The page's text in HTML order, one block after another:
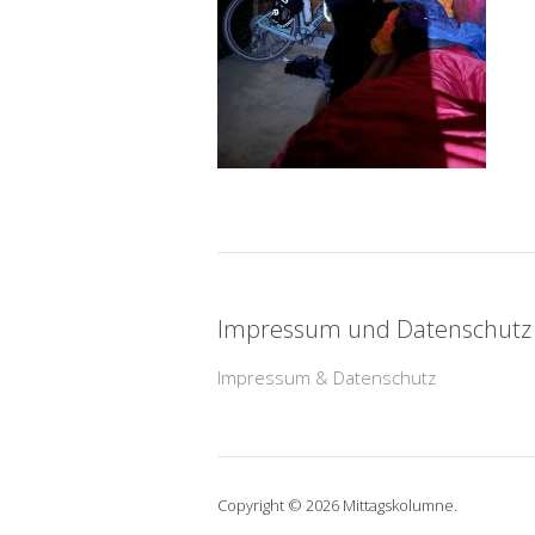
Impressum und Datenschutz
Impressum & Datenschutz
Copyright © 2026 Mittagskolumne.